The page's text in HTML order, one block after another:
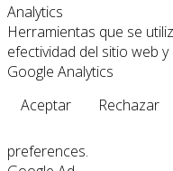
Analytics
Herramientas que se
efectividad del sitio web
Google Analytics
Aceptar
Rechazar
preferences.